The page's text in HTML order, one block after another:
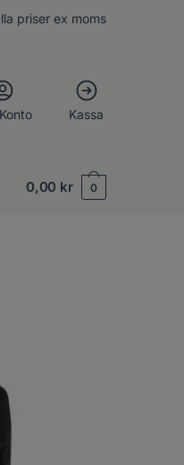
priser ex moms
Kassa
0,00 kr 0